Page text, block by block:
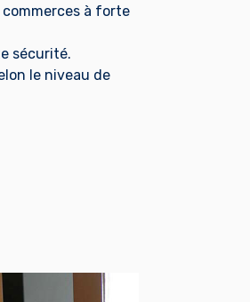
à forte
sécurité.
le niveau de